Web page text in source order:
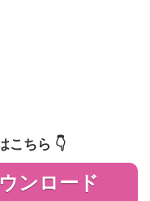
こちら 👇️
ンロード